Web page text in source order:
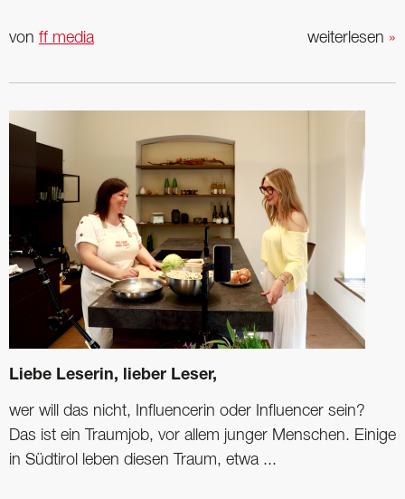
weiterlesen »
von ff media
Liebe Leserin, lieber Leser,
wer will das nicht, Influencerin oder Influencer sein?
Das ist ein Traumjob, vor allem junger Menschen. Einige
in Südtirol leben diesen Traum, etwa ...